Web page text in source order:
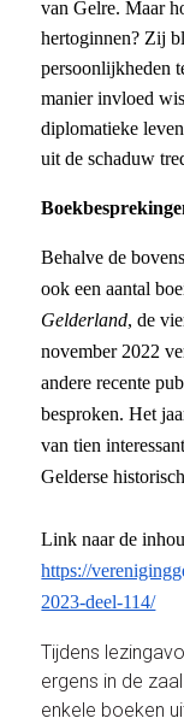
van Gelre. Maar
hertoginnen? Zij
persoonlijkheden
manier invloed
diplomatieke
uit de schaduw
Behalve de
ook een aantal
Gelderland, de
november 2022
andere recente
besproken. Het
van tien
Gelderse
Link naar de
https://
2023-deel-114/
Tijdens
ergens in de
enkele boeken